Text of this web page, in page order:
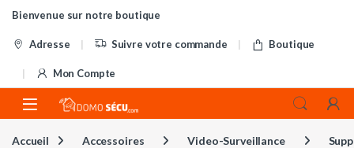
Skip to navigation
Skip to content
Bienvenue sur notre boutique
Adresse Suivre votre commande Boutique
Mon Compte
Accueil Accessoires Video-Surveillance